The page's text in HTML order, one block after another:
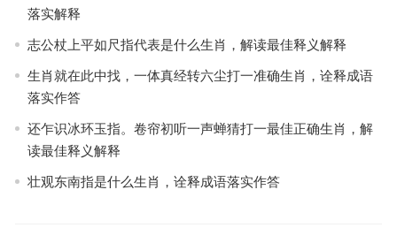
落实解释
志公杖上平如尺指代表是什么生肖，解读最佳释义解释
生肖就在此中找，一体真经转六尘打一准确生肖，诠释成语
落实作答
还乍识冰环玉指。卷帘初听一声蝉猜打一最佳正确生肖，解
读最佳释义解释
壮观东南指是什么生肖，诠释成语落实作答